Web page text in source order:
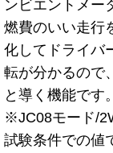
ンビエントメー
燃費のいい走行
化してドライバ
転が分かるので
と導く機能です。
※JC08モード/
試験条件での値